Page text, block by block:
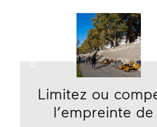
Limitez ou
l’empreinte